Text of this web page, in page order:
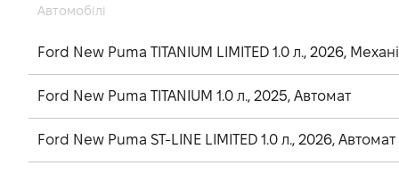
Автомобілі
Ford New Puma TITANIUM LIMITED 1.0 л., 2026,
Ford New Puma TITANIUM 1.0 л., 2025, Автомат
Ford New Puma ST-LINE LIMITED 1.0 л., 2026, Автомат